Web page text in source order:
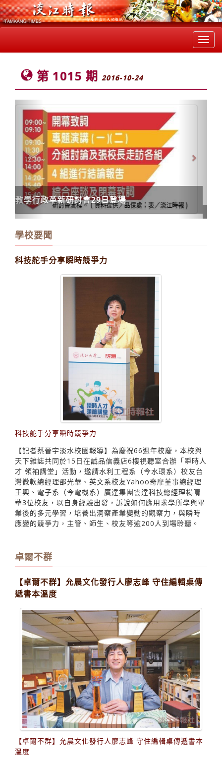
第 1015 期 2016-10-24
俄文系2師 10載學生俄文習作選集 成臺灣特色教
材
Previous Next
學校要聞
科技舵手分享瞬時競爭力
科技舵手分享瞬時競爭力
【記者蔡晉宇淡水校園報導】為慶祝66週年校慶，本校與
天下雜誌共同於15日在誠品信義店6樓視聽室合辦「瞬時人
才 領袖講堂」活動，邀請水利工程系（今水環系）校友台
灣微軟總經理邵光華、英文系校友Yahoo奇摩董事總經理
王興、電子系（今電機系）廣達集團雲達科技總經理楊晴
華3位校友，以自身經驗出發，訴說如何應用求學所學與畢
業後的多元學習，培養出洞察產業變動的觀察力，與瞬時
應變的競爭力，主管、師生、校友等逾200人到場聆聽。
卓爾不群
【卓爾不群】允晨文化發行人廖志峰 守住編輯桌傳
遞書本溫度
【卓爾不群】允晨文化發行人廖志峰 守住編輯桌傳遞書本
溫度